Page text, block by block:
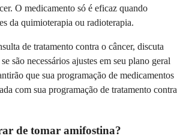
O medicamento só é eficaz quando
da quimioterapia ou radioterapia.
de tratamento contra o câncer, discuta
são necessários ajustes em seu plano geral
que sua programação de medicamentos
com sua programação de tratamento contra
de tomar amifostina?